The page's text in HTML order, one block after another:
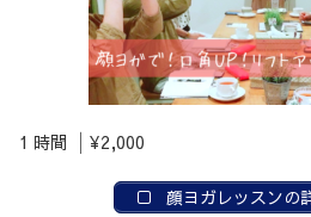
1 時間 │¥2,000
顔ヨガレッスンの